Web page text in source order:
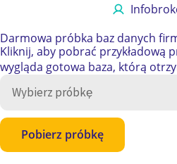
Darmowa próbka baz danych
Kliknij, aby pobrać przykładową
wygląda gotowa baza, którą
Pobierz próbkę